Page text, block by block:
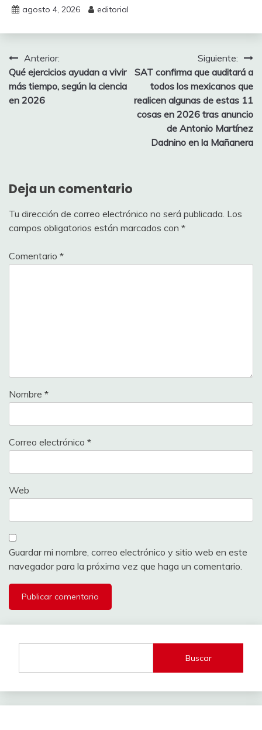
agosto 4, 2026 editorial
Navegación
de
entradas
Anterior:
Qué ejercicios ayudan a vivir
más tiempo, según la ciencia
en 2026
Siguiente:
SAT confirma que auditará a
todos los mexicanos que
realicen algunas de estas 11
cosas en 2026 tras anuncio
de Antonio Martínez
Dadnino en la Mañanera
Deja un comentario
Tu dirección de correo electrónico no será publicada. Los
campos obligatorios están marcados con *
Comentario *
Nombre *
Correo electrónico *
Web
Guardar mi nombre, correo electrónico y sitio web en este
navegador para la próxima vez que haga un comentario.
Buscar